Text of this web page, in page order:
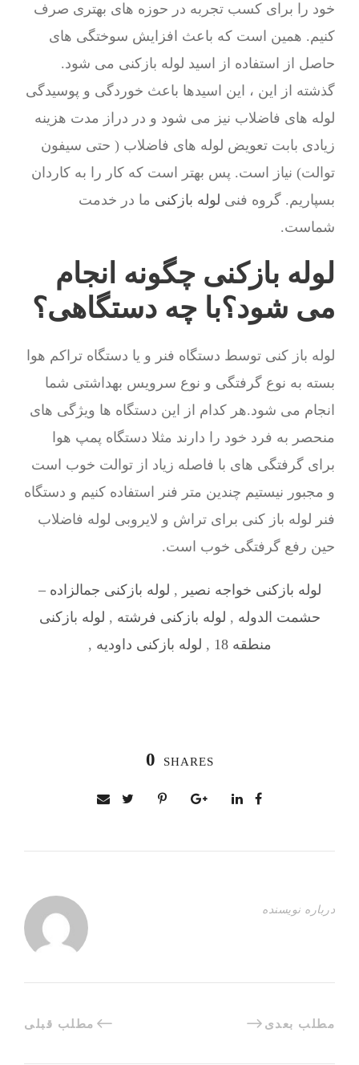
خود را برای کسب تجربه در حوزه های بهتری صرف
کنیم. همین است که باعث افزایش سوختگی های
حاصل از استفاده از اسید لوله بازکنی می شود.
گذشته از این ، این اسیدها باعث خوردگی و پوسیدگی
لوله های فاضلاب نیز می شود و در دراز مدت هزینه
زیادی بابت تعویض لوله های فاضلاب ( حتی سیفون
توالت) نیاز است. پس بهتر است که کار را به کاردان
بسپاریم. گروه فنی لوله بازکنی ما در خدمت
شماست.
لوله بازکنی چگونه انجام
می شود؟با چه دستگاهی؟
لوله باز کنی توسط دستگاه فنر و یا دستگاه تراکم هوا
بسته به نوع گرفتگی و نوع سرویس بهداشتی شما
انجام می شود.هر کدام از این دستگاه ها ویژگی های
منحصر به فرد خود را دارند مثلا دستگاه پمپ هوا
برای گرفتگی های با فاصله زیاد از توالت خوب است
و مجبور نیستیم چندین متر فنر استفاده کنیم و دستگاه
فنر لوله باز کنی برای تراش و لایروبی لوله فاضلاب
حین رفع گرفتگی خوب است.
لوله بازکنی خواجه نصیر , لوله بازکنی جمالزاده –
حشمت الدوله , لوله بازکنی فرشته , لوله بازکنی
منطقه 18
, لوله بازکنی داودیه ,
0 SHARES
درباره نویسنده
مطلب قبلی مطلب بعدی